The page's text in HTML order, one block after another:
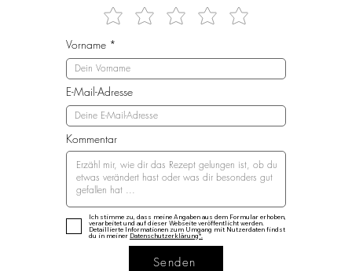
Vorname
E-Mail-Adresse
Kommentar
Ich stimme zu, dass meine Angaben aus dem Formular erhoben,
verarbeitet und auf dieser Webseite veröffentlicht werden.
Detaillierte Informationen zum Umgang mit Nutzerdaten findst
du in meiner Datenschutzerklärung*.
Senden